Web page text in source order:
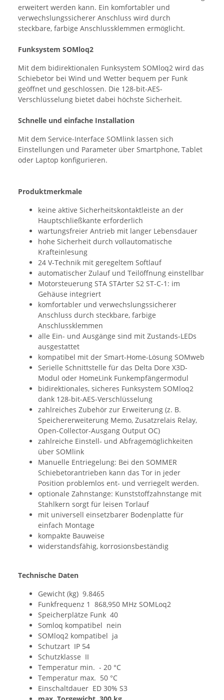
erweitert werden kann. Ein komfortabler und
verwechslungssicherer Anschluss wird durch
steckbare, farbige Anschlussklemmen ermöglicht.
Funksystem SOMloq2
Mit dem bidirektionalen Funksystem SOMloq2 wird das
Schiebetor bei Wind und Wetter bequem per Funk
geöffnet und geschlossen. Die 128-bit-AES-
Verschlüsselung bietet dabei höchste Sicherheit.
Schnelle und einfache Installation
Mit dem Service-Interface SOMlink lassen sich
Einstellungen und Parameter über Smartphone, Tablet
oder Laptop konfigurieren.
Produktmerkmale
keine aktive Sicherheitskontaktleiste an der
Hauptschließkante erforderlich
wartungsfreier Antrieb mit langer Lebensdauer
hohe Sicherheit durch vollautomatische
Krafteinlesung
24 V-Technik mit geregeltem Softlauf
automatischer Zulauf und Teilöffnung einstellbar
Motorsteuerung STA STArter S2 ST-C-1: im
Gehäuse integriert
komfortabler und verwechslungssicherer
Anschluss durch steckbare, farbige
Anschlussklemmen
alle Ein- und Ausgänge sind mit Zustands-LEDs
ausgestattet
kompatibel mit der Smart-Home-Lösung SOMweb
Serielle Schnittstelle für das Delta Dore X3D-
Modul oder HomeLink Funkempfängermodul
bidirektionales, sicheres Funksystem SOMloq2
dank 128-bit-AES-Verschlüsselung
zahlreiches Zubehör zur Erweiterung (z. B.
Speichererweiterung Memo, Zusatzrelais Relay,
Open-Collector-Ausgang Output OC)
zahlreiche Einstell- und Abfragemöglichkeiten
über SOMlink
Manuelle Entriegelung: Bei den SOMMER
Schiebetorantrieben kann das Tor in jeder
Position problemlos ent- und verriegelt werden.
optionale Zahnstange: Kunststoffzahnstange mit
Stahlkern sorgt für leisen Torlauf
mit universell einsetzbarer Bodenplatte für
einfach Montage
kompakte Bauweise
widerstandsfähig, korrosionsbeständig
Technische Daten
Gewicht (kg) 9.8465
Funkfrequenz 1 868,950 MHz SOMLoq2
Speicherplätze Funk 40
Somloq kompatibel nein
SOMloq2 kompatibel ja
Schutzart IP 54
Schutzklasse II
Temperatur min. - 20 °C
Temperatur max. 50 °C
Einschaltdauer ED 30% S3